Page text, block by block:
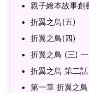
親子繪本故事創
折翼之鳥(五)
折翼之鳥(四)
折翼之鳥 (三)
折翼之鳥 第二話
第一章 折翼之鳥